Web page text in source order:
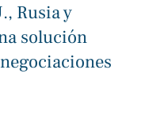
Rusia y
solución